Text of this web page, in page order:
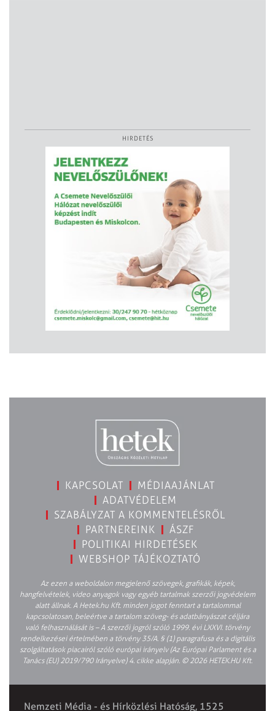
HIRDETÉS
KAPCSOLAT
MÉDIAAJÁNLAT
ADATVÉDELEM
SZABÁLYZAT A KOMMENTELÉSRŐL
PARTNEREINK
ÁSZF
POLITIKAI HIRDETÉSEK
WEBSHOP TÁJÉKOZTATÓ
Az ezen a weboldalon megjelenő szövegek, grafikák, képek,
hangfelvételek, video anyagok vagy egyéb tartalmak szerzői jogvédelem
alatt állnak. A Hetek.hu Kft. minden jogot fenntart a tartalommal
kapcsolatosan, beleértve a tartalom szöveg- és adatbányászat céljára
való felhasználását is – A szerzői jogról szóló 1999. évi LXXVI. törvény
rendelkezései értelmében a törvény 35/A. § (1) paragrafusa és a digitális
szolgáltatások piacairól szóló európai irányelv (Az Európai Parlament és a
Tanács (EU) 2019/790 Irányelve) 4. cikke alapján. © 2026 HETEK.HU Kft.
Nemzeti Média - és Hírközlési Hatóság, 1525